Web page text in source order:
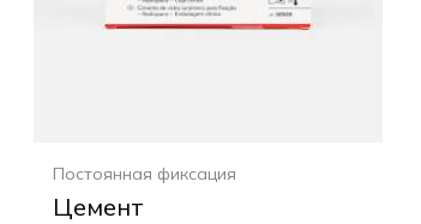
Постоянная фиксация
Цемент